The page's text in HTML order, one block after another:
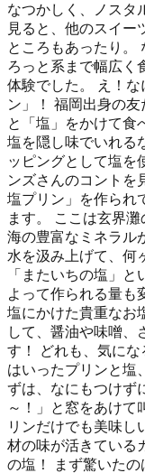
なつかしく、ノスタ
見ると、他のスイー
ところもあったり。
ろっと系まで幅広く
体験でした。 え！な
ン」！ 福岡出身の
と「塩」をかけて食
塩を隠し味でいれる
ッピングとして塩を
ンズさんのコントを
塩プリン」を作られ
ます。 ここは玄界
海の豊富なミネラル
水を汲み上げて、何
「またいちの塩」
よって作られる量も
塩にかけた貴重なお
して、醤油や味噌、
す！ どれも、気に
はいったプリンと塩
ずは、なにもつけず
～！」と窓をあけて
リンだけでも美味し
材の味が活きている
の塩！ まず驚いた